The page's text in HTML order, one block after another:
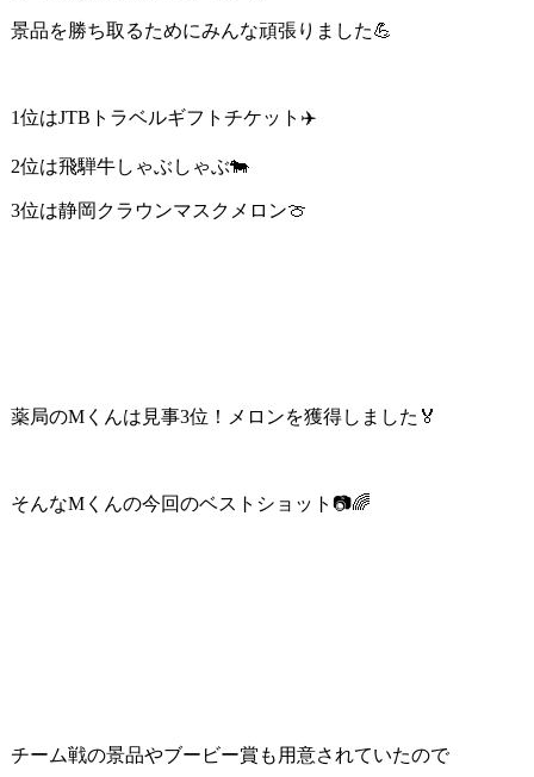
景品を勝ち取るためにみんな頑張りました💪
1位はJTBトラベルギフトチケット✈️
2位は飛騨牛しゃぶしゃぶ🐄
3位は静岡クラウンマスクメロン🍈
薬局のMくんは見事3位！メロンを獲得しました🏅
そんなMくんの今回のベストショット📷🌈
チーム戦の景品やブービー賞も用意されていたので